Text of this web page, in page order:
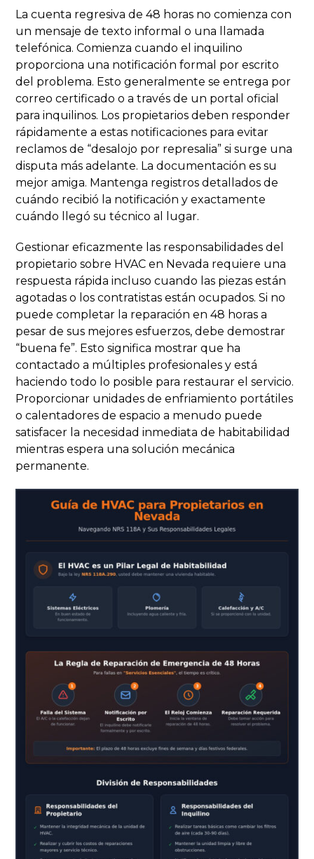
La cuenta regresiva de 48 horas no comienza con
un mensaje de texto informal o una llamada
telefónica. Comienza cuando el inquilino
proporciona una notificación formal por escrito
del problema. Esto generalmente se entrega por
correo certificado o a través de un portal oficial
para inquilinos. Los propietarios deben responder
rápidamente a estas notificaciones para evitar
reclamos de “desalojo por represalia” si surge una
disputa más adelante. La documentación es su
mejor amiga. Mantenga registros detallados de
cuándo recibió la notificación y exactamente
cuándo llegó su técnico al lugar.
Gestionar eficazmente las responsabilidades del
propietario sobre HVAC en Nevada requiere una
respuesta rápida incluso cuando las piezas están
agotadas o los contratistas están ocupados. Si no
puede completar la reparación en 48 horas a
pesar de sus mejores esfuerzos, debe demostrar
“buena fe”. Esto significa mostrar que ha
contactado a múltiples profesionales y está
haciendo todo lo posible para restaurar el servicio.
Proporcionar unidades de enfriamiento portátiles
o calentadores de espacio a menudo puede
satisfacer la necesidad inmediata de habitabilidad
mientras espera una solución mecánica
permanente.